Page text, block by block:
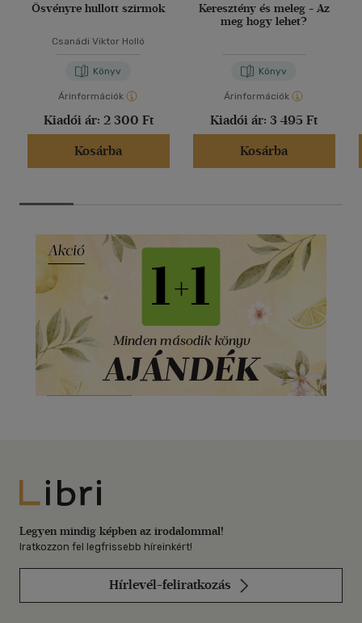
Ösvényre hullott szirmok
Csanádi Viktor Holló
Könyv
Árinformációk
Kiadói ár: 2 300 Ft
Kosárba
Keresztény és meleg - Az
meg hogy lehet?
Könyv
Árinformációk
Kiadói ár: 3 495 Ft
Kosárba
Libri
Legyen mindig képben az irodalommal!
Iratkozzon fel legfrissebb híreinkért!
Hírlevél-feliratkozás